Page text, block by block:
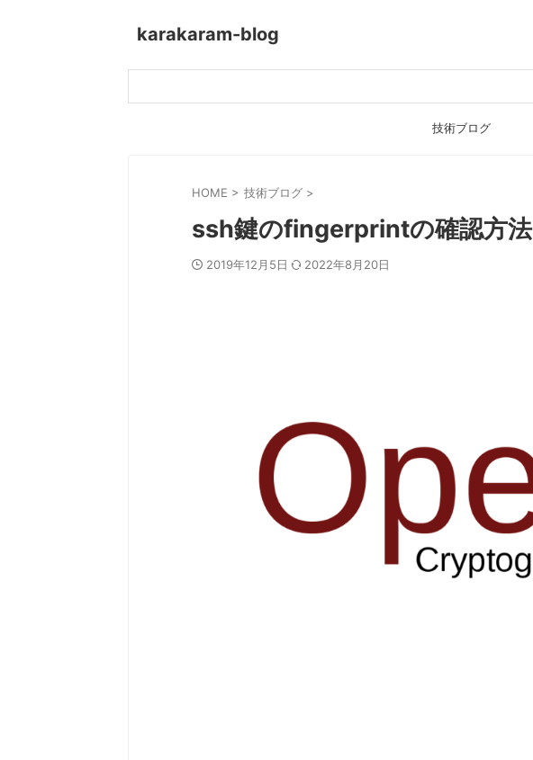
karakaram-blog
技術ブログ
HOME > 技術ブログ >
ssh鍵のfingerprintの確認方法
2019年12月5日 2022年8月20日